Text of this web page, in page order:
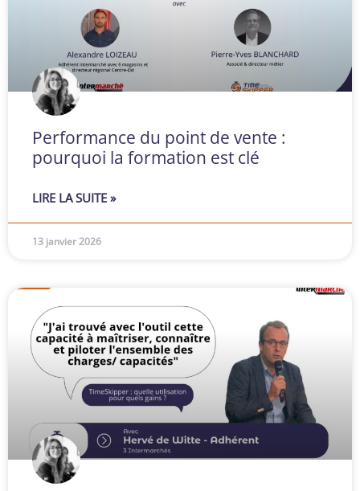
Performance du point de vente :
pourquoi la formation est clé
LIRE LA SUITE »
13 janvier 2026